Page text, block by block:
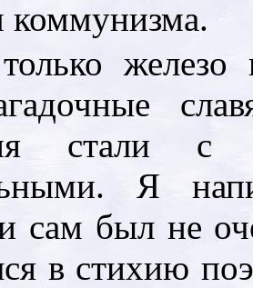
железо
стали с
Я
сам был не
в стихию